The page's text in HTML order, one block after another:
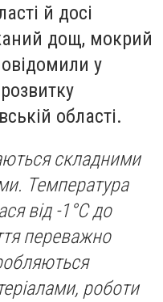
й досі
дощ, мокрий
у
області.
складними
Температура
від -1°C до
переважно
роботи